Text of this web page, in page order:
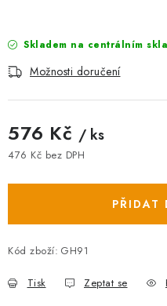
DOPRAVA PO OSTRAVĚ,
Věrnostní slevy
Skladem na centrálním
Možnosti doručení
576 Kč / ks
476 Kč bez DPH
PŘIDAT
Kód zboží: GH91
Tisk Zeptat se